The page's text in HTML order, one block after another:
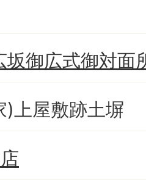
坂御広式御対面
)上屋敷跡土塀